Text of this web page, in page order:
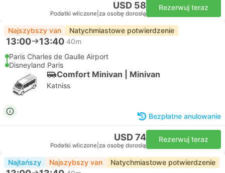
USD 58
Podatki wliczone za osobę dorosłą
Rezerwuj teraz
Najszybszy van Natychmiastowe potwierdzenie
13:00 13:40 40m
Paris Charles de Gaulle Airport
Disneyland Paris
Comfort Minivan | Minivan
Katniss
Bezpłatne anulowanie
USD 74
Podatki wliczone za osobę dorosłą
Rezerwuj teraz
Najtańszy Najszybszy van Natychmiastowe potwierdzenie